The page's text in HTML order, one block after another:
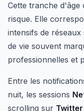
Cette tranche d'âge
risque. Elle
intensifs de
de vie souvent
professionnelles et
Entre les
nuit, les sessions
scrolling sur Twitter